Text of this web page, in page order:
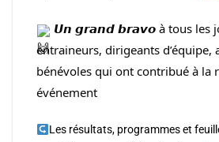
𝙐𝙣 𝙜𝙧𝙖𝙣𝙙 𝙗𝙧𝙖𝙫𝙤 à tous les
entraineurs, dirigeants d’équipe,
bénévoles qui ont contribué à la
événement
Les résultats, programmes et